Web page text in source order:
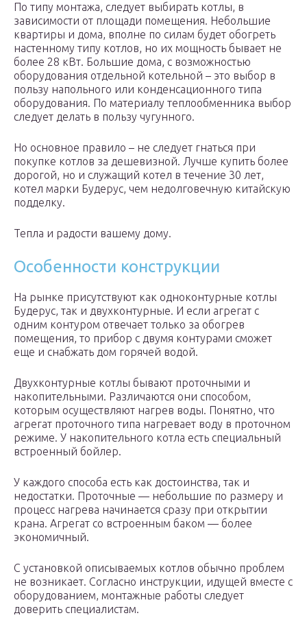
По типу монтажа, следует выбирать котлы, в
зависимости от площади помещения. Небольшие
квартиры и дома, вполне по силам будет обогреть
настенному типу котлов, но их мощность бывает не
более 28 кВт. Большие дома, с возможностью
оборудования отдельной котельной – это выбор в
пользу напольного или конденсационного типа
оборудования. По материалу теплообменника выбор
следует делать в пользу чугунного.
Но основное правило – не следует гнаться при
покупке котлов за дешевизной. Лучше купить более
дорогой, но и служащий котел в течение 30 лет,
котел марки Будерус, чем недолговечную китайскую
подделку.
Тепла и радости вашему дому.
Особенности конструкции
На рынке присутствуют как одноконтурные котлы
Будерус, так и двухконтурные. И если агрегат с
одним контуром отвечает только за обогрев
помещения, то прибор с двумя контурами сможет
еще и снабжать дом горячей водой.
Двухконтурные котлы бывают проточными и
накопительными. Различаются они способом,
которым осуществляют нагрев воды. Понятно, что
агрегат проточного типа нагревает воду в проточном
режиме. У накопительного котла есть специальный
встроенный бойлер.
У каждого способа есть как достоинства, так и
недостатки. Проточные — небольшие по размеру и
процесс нагрева начинается сразу при открытии
крана. Агрегат со встроенным баком — более
экономичный.
С установкой описываемых котлов обычно проблем
не возникает. Согласно инструкции, идущей вместе с
оборудованием, монтажные работы следует
доверить специалистам.